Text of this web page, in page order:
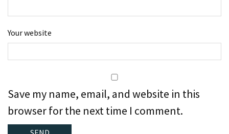
Your website
Save my name, email, and website in this
browser for the next time I comment.